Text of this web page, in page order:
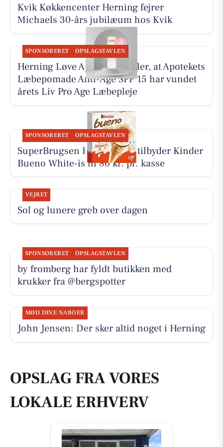
Kvik Køkkencenter Herning fejrer
Michaels 30-års jubilæum hos Kvik
SPONSORERET OPSLAGSTAVLEN
Herning Løve Apotek fortæller, at Apotekets
Læbepomade Anti-Age SPF 15 har vundet
årets Liv Pro Age Læbepleje
SPONSORERET OPSLAGSTAVLEN
SuperBrugsen Hammerum tilbyder Kinder
Bueno White-is til 80 kr. pr. kasse
VEJRET
Sol og lunere greb over dagen
SPONSORERET OPSLAGSTAVLEN
by fromberg har fyldt butikken med
krukker fra @bergspotter
MØD DINE NABOER
John Jensen: Der sker altid noget i Herning
OPSLAG FRA VORES
LOKALE ERHVERV